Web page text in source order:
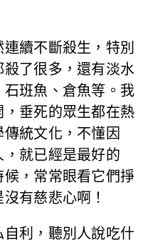
續不斷殺生，特別
了很多，還有淡水
班魚、倉魚等。我
垂死的眾生都在熱
統文化，不懂因
就已經是最好的
，常常眼看它們掙
有慈悲心啊！
利，聽別人說吃什